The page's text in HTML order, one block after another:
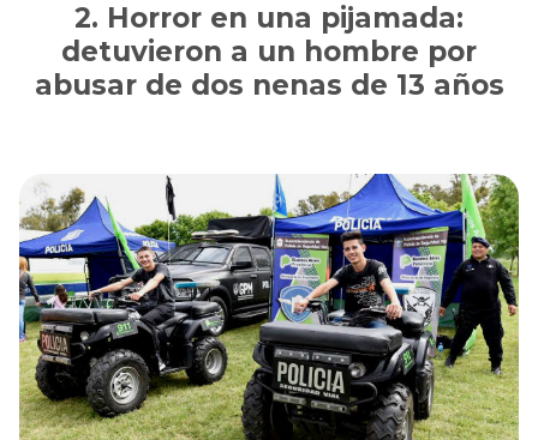
Horror en una pijamada:
detuvieron a un hombre por
abusar de dos nenas de 13 años